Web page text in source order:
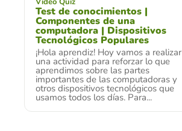
Test de conocimientos |
Componentes de una
computadora | Dispositivos
Tecnológicos Populares
¡Hola aprendiz! Hoy vamos a realizar
una actividad para reforzar lo que
aprendimos sobre las partes
importantes de las computadoras y
otros dispositivos tecnológicos que
usamos todos los días. Para...